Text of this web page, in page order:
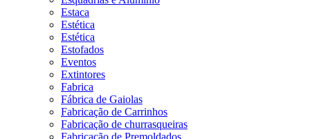
Estaca
Estética
Estética
Estofados
Eventos
Extintores
Fabrica
Fábrica de Gaiolas
Fabricação de Carrinhos
Fabricação de churrasqueiras
Fabricação de Premoldados